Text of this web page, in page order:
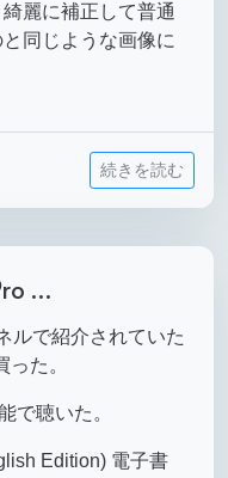
麗に補正して普通
同じような画像に
続きを読む
…
ルで紹介されていた
た。
で聴いた。
Edition) 電子書